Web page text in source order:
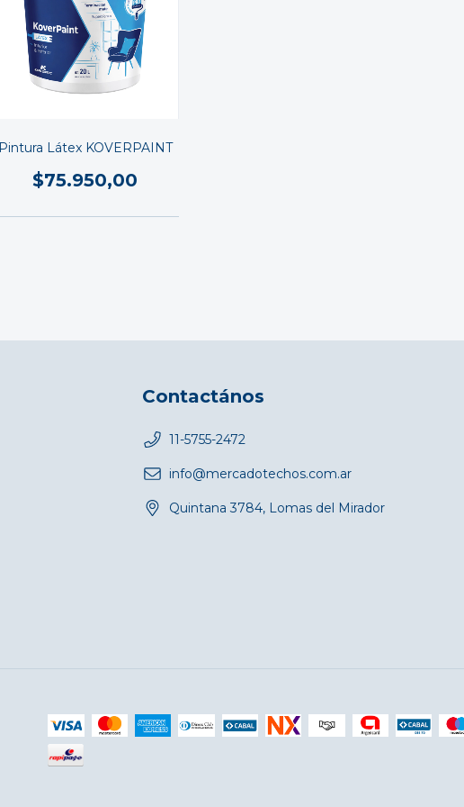
Pintura Látex KOVERPAINT
$75.950,00
Contactános
11-5755-2472
info@mercadotechos.com.ar
Quintana 3784, Lomas del Mirador